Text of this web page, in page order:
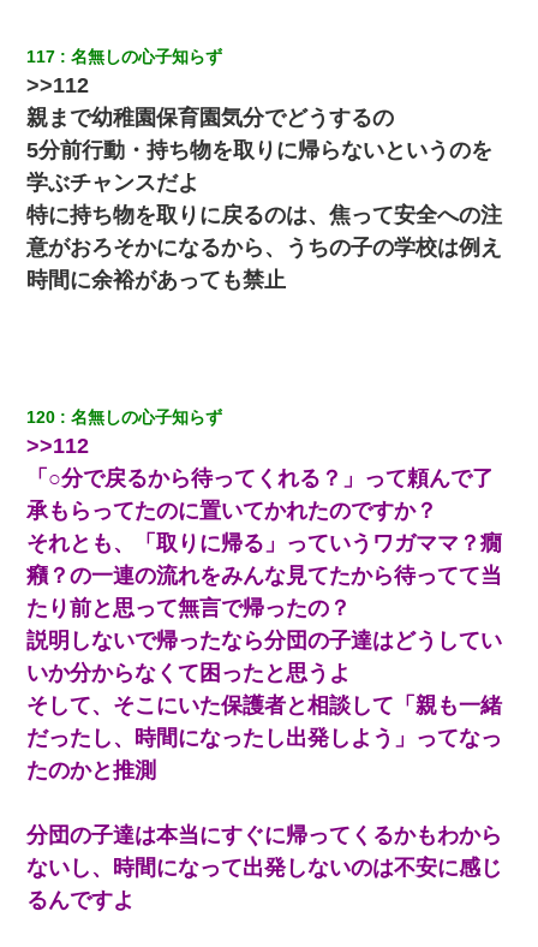
したので、母が・・・
居酒屋にて。兄の紹介者「お酒飲みなって」私「未成年なので無
理です！」酷すぎるワードの連発で、耐えきれず店員に5千円を渡
し「お勘定です。逃がして下さい」その後、録音内容を父に聞か
せたら...
妹が嘘つきな元カレと寄りを戻してしまったという話をしていた
ら、旦那の顔が曇って雰囲気が一転。そそくさと話を切り上げて
いつもより早く寝付いてしまった…｜生活｜ワロタあんてな
とっさに女児を捕まえたら変質者扱いされた。母親「あっち行っ
てよ！気持ち悪い！（ｼｯｼｯ」→ 後日、俺を見つけた母親がすっ飛
んできて・・・
ワイ144kg彼女98kgデブカップル、1年間毎日行為しまくった結
果
私が遺産を相続。→それを知った義両親が「旅行代金を出せ！」
「リフォーム費用を負担しろ！」「金の管理は私達がする！」と
浅ましくも集りにきた。
旦那が長男のDNA鑑定をしたら血縁関係0%だった。旦那「やっぱ
りウワキしてたんだな…」長男「俺は誰の子供なの？」長女・次
男「ウワキ女！」
中途採用のAが部長から呼び出された。Aはヘラヘラと部屋に入っ
今日夫の実家に泊ったんだけど、朝起きたら股間がなんかモッコ
リしてた
117 名無しの心子知らず
>>112
親まで幼稚園保育園気分でどうするの
5分前行動・持ち物を取りに帰らないというのを
学ぶチャンスだよ
特に持ち物を取りに戻るのは、焦って安全への注
意がおろそかになるから、うちの子の学校は例え
時間に余裕があっても禁止
120 名無しの心子知らず
>>112
「○分で戻るから待ってくれる？」って頼んで了
承もらってたのに置いてかれたのですか？
それとも、「取りに帰る」っていうワガママ？癇
癪？の一連の流れをみんな見てたから待ってて当
たり前と思って無言で帰ったの？
説明しないで帰ったなら分団の子達はどうしてい
いか分からなくて困ったと思うよ
そして、そこにいた保護者と相談して「親も一緒
だったし、時間になったし出発しよう」ってなっ
たのかと推測
分団の子達は本当にすぐに帰ってくるかもわから
ないし、時間になって出発しないのは不安に感じ
るんですよ